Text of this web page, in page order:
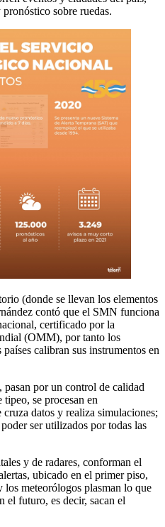
sobre ruedas.
(donde se llevan los elementos
contó que el SMN funciona
certificado por la
(OMM), por tanto los
calibran sus instrumentos en
por un control de calidad
se procesan en
datos y realiza simulaciones;
ser utilizados por todas las
y de radares, conforman el
ubicado en el primer piso,
meteorólogos plasman lo que
el futuro, es decir, sacan el